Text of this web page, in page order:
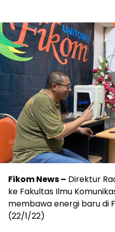
Fikom News – Direktur
ke Fakultas Ilmu
membawa energi baru di
(22/1/22)